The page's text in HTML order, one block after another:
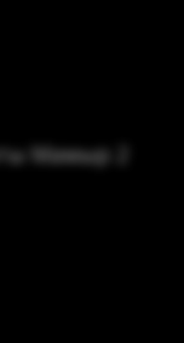
Мамыр 2